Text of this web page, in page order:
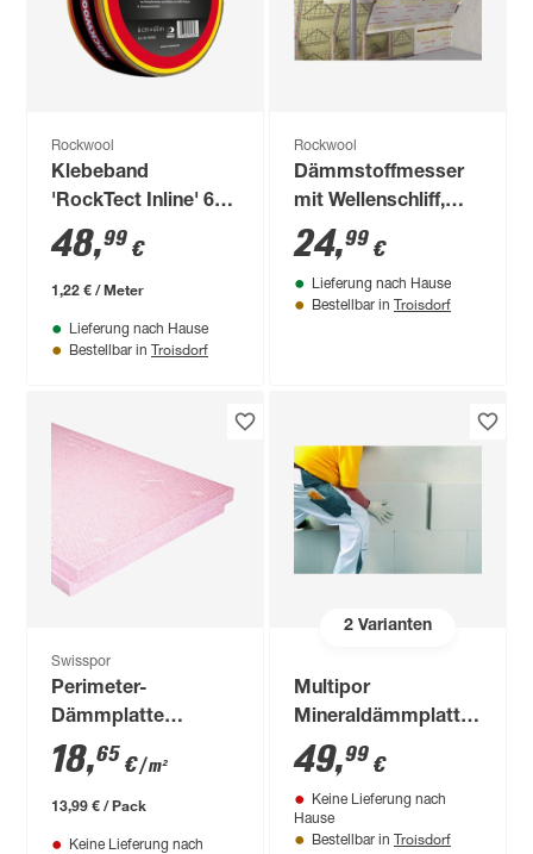
Rockwool
Klebeband
'RockTect Inline' 6
cm x 40 m, innen
48,99 €
1,22 € / Meter
Lieferung nach Hause
Bestellbar in Troisdorf
Rockwool
Dämmstoffmesser
mit Wellenschliff,
Klingenlänge 30 cm
24,99 €
Lieferung nach Hause
Bestellbar in Troisdorf
Swisspor
Perimeter-
Dämmplatte
'EPS035PW' 1250 x
600 x 80 mm
18,65 €/ m²
13,99 € / Pack
Keine Lieferung nach
2Varianten
Multipor
Mineraldämmplatten
600 x 390 x 100 mm
4 Stück
49,99 €
Keine Lieferung nach
Hause
Bestellbar in Troisdorf